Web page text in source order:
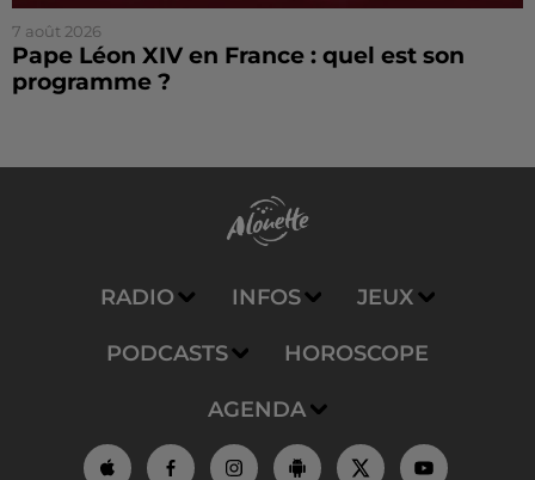
7 août 2026
Pape Léon XIV en France : quel est son
programme ?
RADIO INFOS JEUX
PODCASTS HOROSCOPE
AGENDA